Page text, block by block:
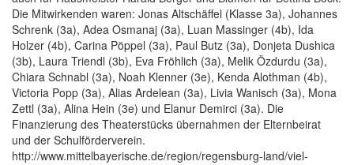
Die Mitwirkenden waren: Jonas Altschäffel (Klasse 3a), Johannes
Schrenk (3a), Adea Osmanaj (3a), Luan Massinger (4b), Ida
Holzer (4b), Carina Pöppel (3a), Paul Butz (3a), Donjeta Dushica
(3b), Laura Triendl (3b), Eva Fröhlich (3a), Melik Özdurdu (3a),
Chiara Schnabl (3a), Noah Klenner (3e), Kenda Alothman (4b),
Victoria Popp (3a), Alias Ardelean (3a), Livia Wanisch (3a), Mona
Zettl (3a), Alina Hein (3e) und Elanur Demirci (3a). Die
Finanzierung des Theaterstücks übernahmen der Elternbeirat
und der Schulförderverein.
http://www.mittelbayerische.de/region/regensburg-land/viel-